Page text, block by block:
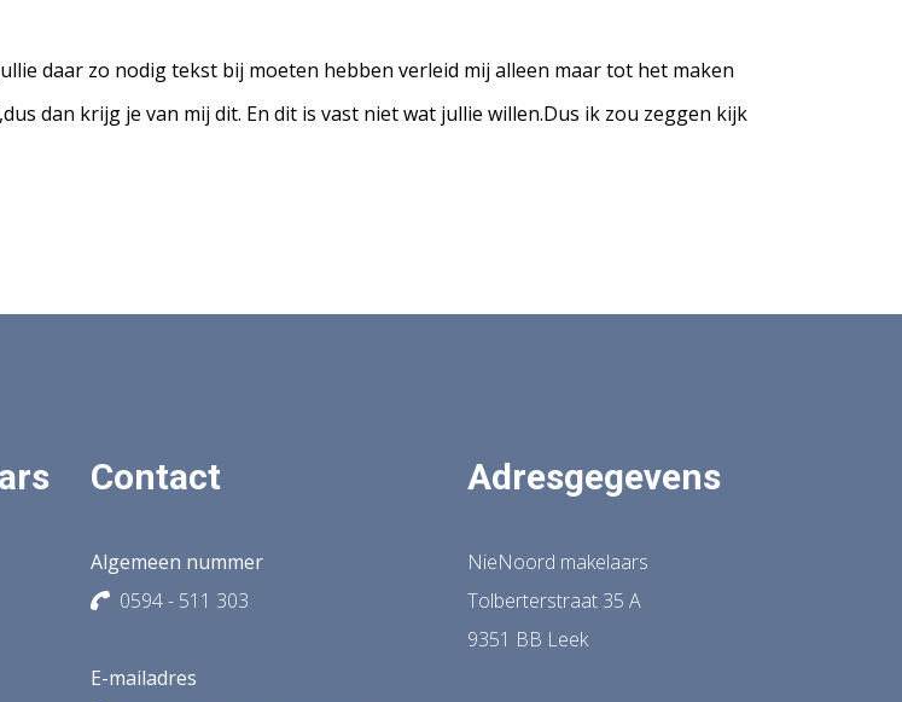
daar zo nodig tekst bij moeten hebben verleid mij alleen maar tot het maken
dan krijg je van mij dit. En dit is vast niet wat jullie willen.Dus ik zou zeggen kijk
Contact
Algemeen nummer
0594 - 511 303
E-mailadres
Adresgegevens
NieNoord makelaars
Tolberterstraat 35 A
9351 BB Leek